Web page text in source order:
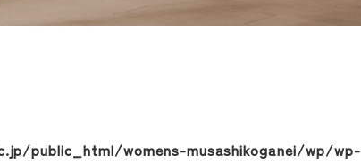
public_html/womens-musashikoganei/wp/wp-